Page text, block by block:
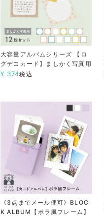
大容量アルバムシリーズ 【ロ
グデコカード】ましかく写真用
¥ 374税込
《3点までメール便可》BLOC
K ALBUM【ポラ風フレーム】